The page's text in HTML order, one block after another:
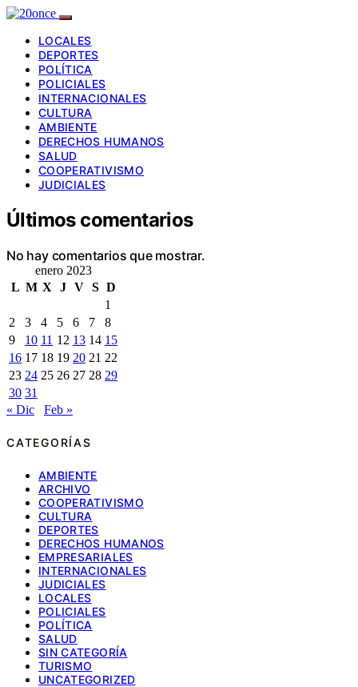
LOCALES
DEPORTES
POLÍTICA
POLICIALES
INTERNACIONALES
CULTURA
AMBIENTE
DERECHOS HUMANOS
SALUD
COOPERATIVISMO
JUDICIALES
Últimos comentarios
No hay comentarios que mostrar.
enero 2023
L M X J V S D
1
2
3 4 5 6 7
8
9
10 11 12 13 14 15
16 17 18 19 20 21 22
23 24 25 26 27 28 29
30 31
« Dic
Feb »
CATEGORÍAS
AMBIENTE
ARCHIVO
COOPERATIVISMO
CULTURA
DEPORTES
DERECHOS HUMANOS
EMPRESARIALES
INTERNACIONALES
JUDICIALES
LOCALES
POLICIALES
POLÍTICA
SALUD
SIN CATEGORÍA
TURISMO
UNCATEGORIZED